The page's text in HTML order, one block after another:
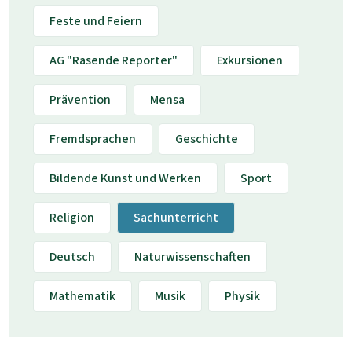
Feste und Feiern
AG "Rasende Reporter" Exkursionen
Prävention Mensa
Fremdsprachen Geschichte
Bildende Kunst und Werken Sport
Religion Sachunterricht
Deutsch Naturwissenschaften
Mathematik Musik Physik